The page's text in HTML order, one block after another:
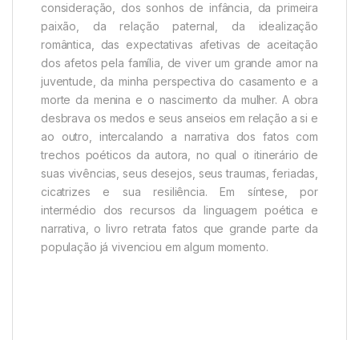
consideração, dos sonhos de infância, da primeira
paixão, da relação paternal, da idealização
romântica, das expectativas afetivas de aceitação
dos afetos pela família, de viver um grande amor na
juventude, da minha perspectiva do casamento e a
morte da menina e o nascimento da mulher. A obra
desbrava os medos e seus anseios em relação a si e
ao outro, intercalando a narrativa dos fatos com
trechos poéticos da autora, no qual o itinerário de
suas vivências, seus desejos, seus traumas, feriadas,
cicatrizes e sua resiliência. Em síntese, por
intermédio dos recursos da linguagem poética e
narrativa, o livro retrata fatos que grande parte da
população já vivenciou em algum momento.